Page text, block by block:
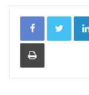
Imprimir